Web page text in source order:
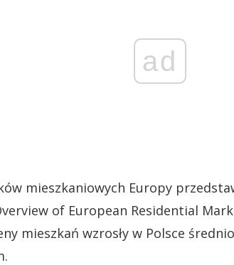
ad
mieszkaniowych Europy
of European Residential
mieszkań wzrosły w Polsce